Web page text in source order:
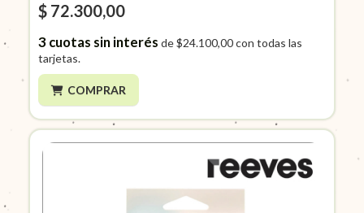
$ 72.300,00
3cuotas sin interés de$24.100,00con todas las
tarjetas.
COMPRAR